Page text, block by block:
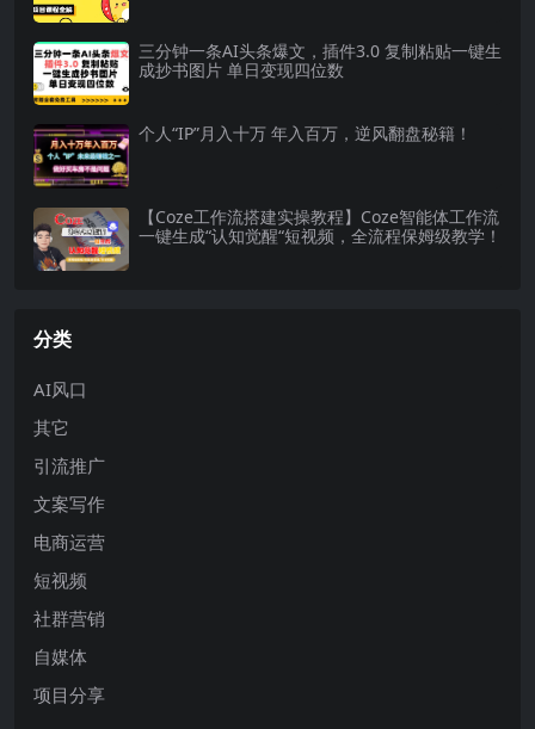
三分钟一条AI头条爆文，插件3.0 复制粘贴一键生
成抄书图片 单日变现四位数
个人“IP”月入十万 年入百万，逆风翻盘秘籍！
【Coze工作流搭建实操教程】Coze智能体工作流
一键生成“认知觉醒“短视频，全流程保姆级教学！
分类
AI风口
其它
引流推广
文案写作
电商运营
短视频
社群营销
自媒体
项目分享